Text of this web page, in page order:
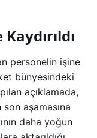
personelin işine
bünyesindeki
açıklamada,
son aşamasına
daha yoğun